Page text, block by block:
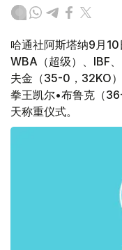
哈通社阿斯塔纳9月
WBA（超级）、IBF
夫金（35-0，32KO
拳王凯尔•布鲁克（
天称重仪式。